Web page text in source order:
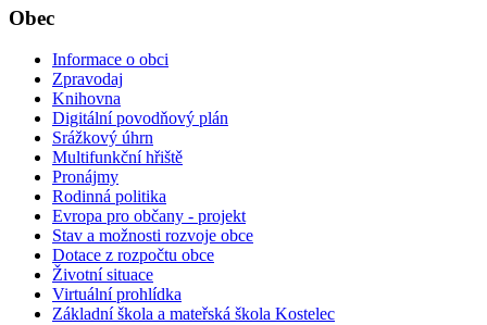
Obec
Informace o obci
Zpravodaj
Knihovna
Digitální povodňový plán
Srážkový úhrn
Multifunkční hřiště
Pronájmy
Rodinná politika
Evropa pro občany - projekt
Stav a možnosti rozvoje obce
Dotace z rozpočtu obce
Životní situace
Virtuální prohlídka
Základní škola a mateřská škola Kostelec